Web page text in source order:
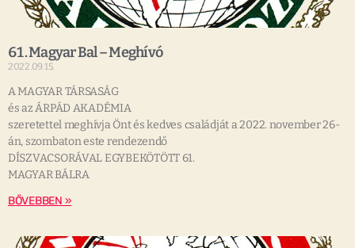
61. Magyar Bal – Meghívó
2022.09.15.
A MAGYAR TÁRSASÁG
és az ÁRPÁD AKADÉMIA
szeretettel meghívja Önt és kedves családját a 2022. november 26-
án, szombaton este rendezendő
DÍSZVACSORÁVAL EGYBEKÖTÖTT 61.
MAGYAR BÁLRA
BŐVEBBEN »